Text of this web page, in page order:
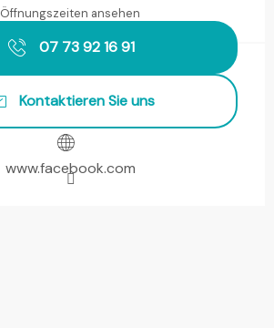
Öffnungszeiten ansehen
07 73 92 16 91
Kontaktieren Sie uns
www.facebook.com